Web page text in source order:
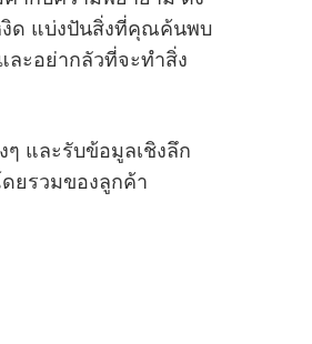
งิด แบ่งปันสิ่งที่คุณค้นพบ
ละอย่ากลัวที่จะทําสิ่ง
และรับข้อมูลเชิงลึก
ยรวมของลูกค้า